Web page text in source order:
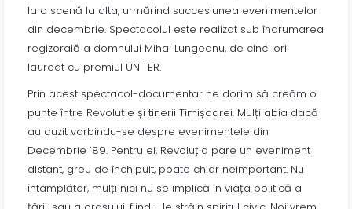
la o scenă la alta, urmărind succesiunea evenimentelor
din decembrie. Spectacolul este realizat sub îndrumarea
regizorală a domnului Mihai Lungeanu, de cinci ori
laureat cu premiul UNITER.
Prin acest spectacol-documentar ne dorim să creăm o
punte între Revoluție și tinerii Timișoarei. Mulți abia dacă
au auzit vorbindu-se despre evenimentele din
Decembrie ’89. Pentru ei, Revoluția pare un eveniment
distant, greu de închipuit, poate chiar neimportant. Nu
întâmplător, mulți nici nu se implică în viața politică a